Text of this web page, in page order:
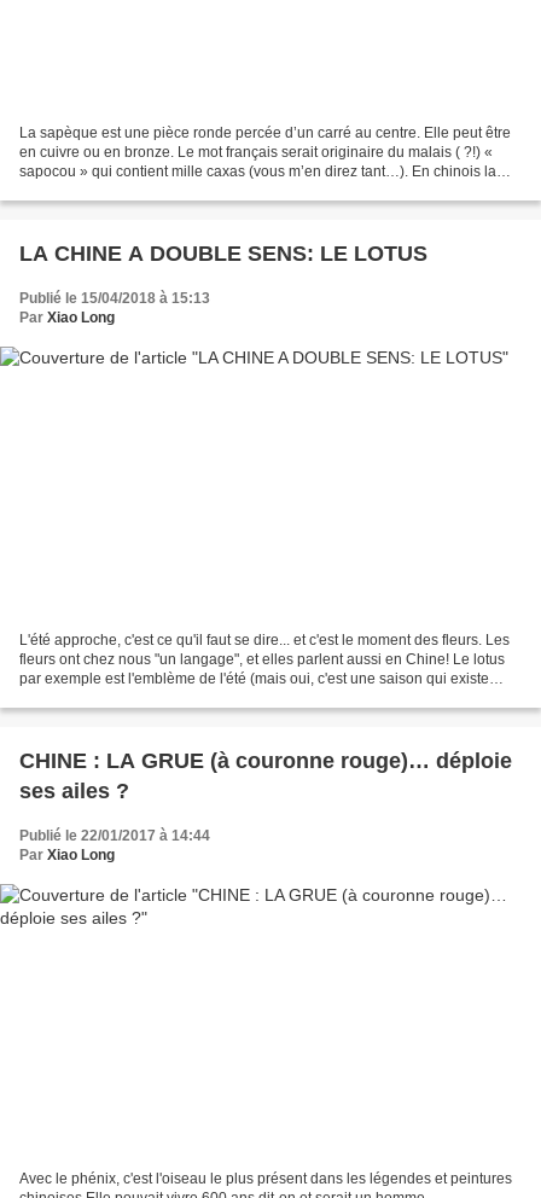
La sapèque est une pièce ronde percée d’un carré au centre. Elle peut être
en cuivre ou en bronze. Le mot français serait originaire du malais ( ?!) «
sapocou » qui contient mille caxas (vous m’en direz tant…). En chinois la
LA CHINE A DOUBLE SENS: LE LOTUS
Publié le 15/04/2018 à 15:13
Par Xiao Long
L'été approche, c'est ce qu'il faut se dire... et c'est le moment des fleurs. Les
fleurs ont chez nous "un langage", et elles parlent aussi en Chine! Le lotus
par exemple est l'emblème de l'été (mais oui, c'est une saison qui existe
CHINE : LA GRUE (à couronne rouge)… déploie
ses ailes ?
Publié le 22/01/2017 à 14:44
Par Xiao Long
Avec le phénix, c'est l'oiseau le plus présent dans les légendes et peintures